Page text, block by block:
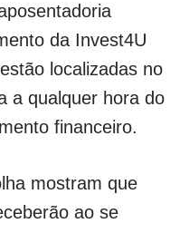
da Invest4U
localizadas no
a qualquer hora do
financeiro.
mostram que
ao se